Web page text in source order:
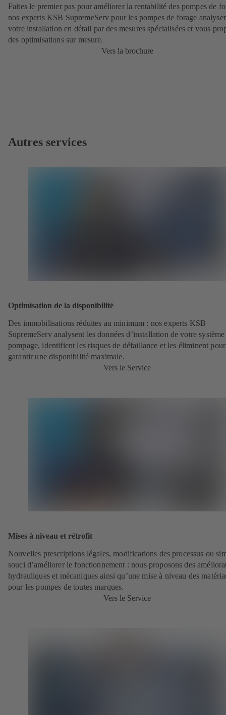
Faites le premier pas pour améliorer la rentabilité des pompes de
nos experts KSB SupremeServ pour les pompes de forage
votre installation en détail par des mesures spécialisées et vous
des optimisations sur mesure.
Vers la brochure
Autres services
Optimisation de la disponibilité
Des immobilisations réduites au minimum : nos experts KSB
SupremeServ analysent les données d’installation de votre
pompage, identifient les risques de défaillance et les éliminent pour
garantir une disponibilité maximale.
Vers le Service
Mises à niveau et rétrofit
Nouvelles prescriptions légales, modifications des processus ou
souci d’améliorer le fonctionnement : nous proposons des
hydrauliques et mécaniques ainsi qu’une mise à niveau des
pour les pompes de toutes marques.
Vers le Service